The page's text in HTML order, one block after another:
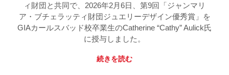
ィ財団と共同で、2026年2月6日、第9回「ジャンマリ
ア・ブチェラッティ財団ジュエリーデザイン優秀賞」を
GIAカールスバッド校卒業生のCatherine “Cathy” Aulick氏
に授与しました。
続きを読む